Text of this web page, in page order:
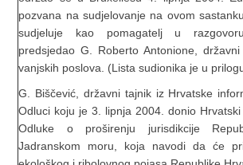
pozvana na sudjelovanje na ovom
sudjeluje kao pomagatelj u
predsjedao G. Roberto Antonione,
vanjskih poslova. (Lista sudionika je u
G. Biščević, državni tajnik iz Hrvatske
Odluci koju je 3. lipnja 2004. donio
Odluke o proširenju jurisdikcije
Jadranskom moru, koja navodi da će